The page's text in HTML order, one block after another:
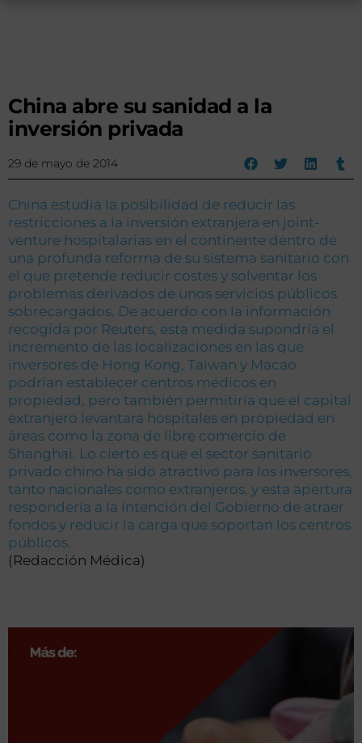
China abre su sanidad a la
inversión privada
29 de mayo de 2014
China estudia la posibilidad de reducir las
restricciones a la inversión extranjera en joint-
venture hospitalarias en el continente dentro de
una profunda reforma de su sistema sanitario con
el que pretende reducir costes y solventar los
problemas derivados de unos servicios públicos
sobrecargados. De acuerdo con la información
recogida por Reuters, esta medida supondría el
incremento de las localizaciones en las que
inversores de Hong Kong, Taiwan y Macao
podrían establecer centros médicos en
propiedad, pero también permitiría que el capital
extranjero levantara hospitales en propiedad en
áreas como la zona de libre comercio de
Shanghai. Lo cierto es que el sector sanitario
privado chino ha sido atractivo para los inversores,
tanto nacionales como extranjeros, y esta apertura
respondería a la intención del Gobierno de atraer
fondos y reducir la carga que soportan los centros
públicos.
(Redacción Médica)